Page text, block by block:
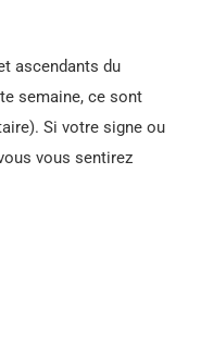
ascendants du
semaine, ce sont
Si votre signe ou
vous sentirez